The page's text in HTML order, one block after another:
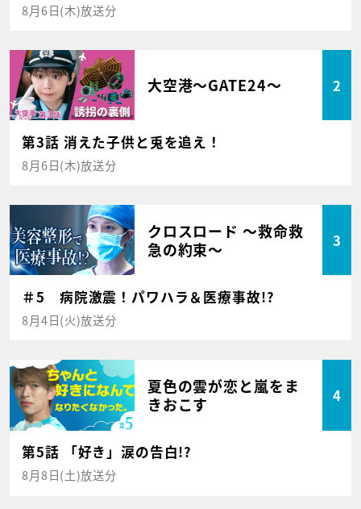
8月6日(木)放送分
大空港～GATE24～ 2
第3話 消えた子供と兎を追え！
8月6日(木)放送分
クロスロード ～救命救
急の約束～
3
＃5 病院激震！パワハラ＆医療事故!?
8月4日(火)放送分
夏色の雲が恋と嵐をま
きおこす
4
第5話 「好き」涙の告白!?
8月8日(土)放送分